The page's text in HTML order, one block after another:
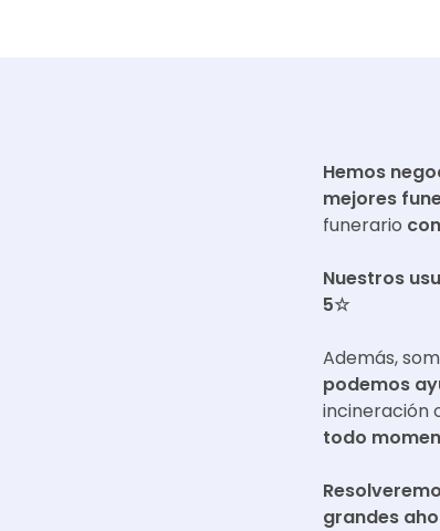
Hemos
mejores
funerario
Nuestros
5☆
Además,
podemos
incineración
todo
grandes